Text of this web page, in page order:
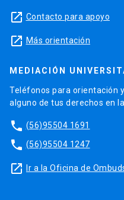
launch Contacto para apoyo
launch Más orientación
MEDIACIÓN
Teléfonos para orientación
alguno de tus derechos en
phone (56)95504 1691
phone (56)95504 1247
launch Ir a la Oficina de